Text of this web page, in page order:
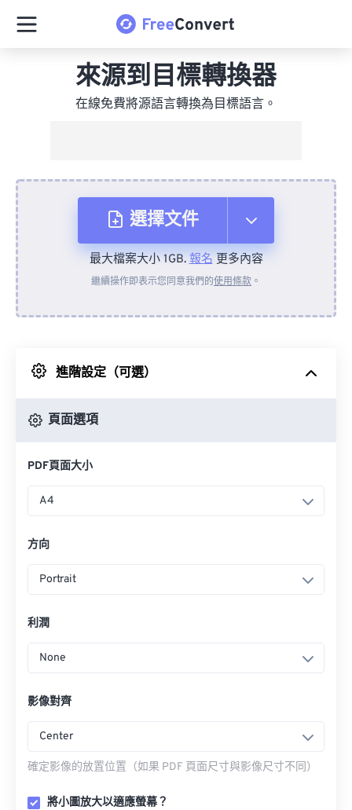
來源到目標轉換器
在線免費將源語言轉換為目標語言。
選擇文件
來自裝置
來自 Google 雲端硬碟
最大檔案大小 1GB.報名更多內容
繼續操作即表示您同意我們的使用條款 。
進階設定（可選）
頁面選項
PDF頁面大小
A4
方向
Portrait
利潤
None
影像對齊
Center
確定影像的放置位置（如果 PDF 頁面尺寸與影像尺寸不同）
將小圖放大以適應螢幕？